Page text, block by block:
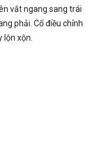
vắt ngang sang trái
phải. Cố điều chỉnh
xộn.